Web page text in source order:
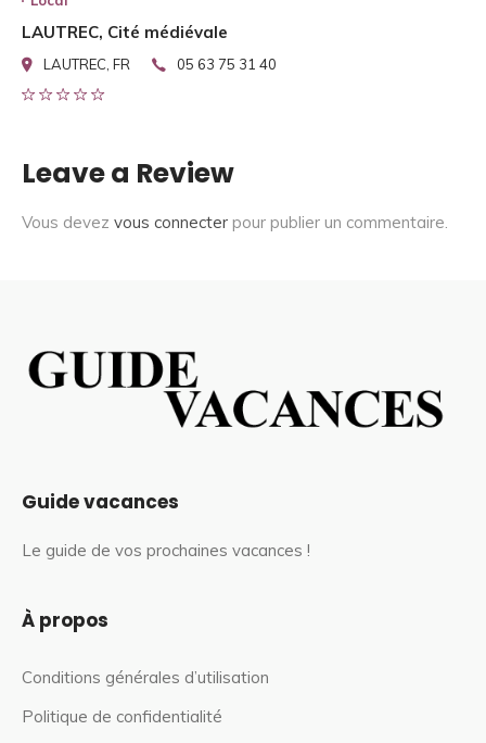
LAUTREC, Cité médiévale
LAUTREC, FR 05 63 75 31 40
Leave a Review
Vous devez vous connecter pour publier un commentaire.
Guide vacances
Le guide de vos prochaines vacances !
À propos
Conditions générales d’utilisation
Politique de confidentialité